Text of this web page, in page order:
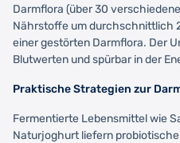
Darmflora (über 30
Nährstoffe um durchschnittlich
einer gestörten Darmflora. Der
Blutwerten und spürbar in der
Praktische Strategien zur
Fermentierte Lebensmittel wie
Naturjoghurt liefern